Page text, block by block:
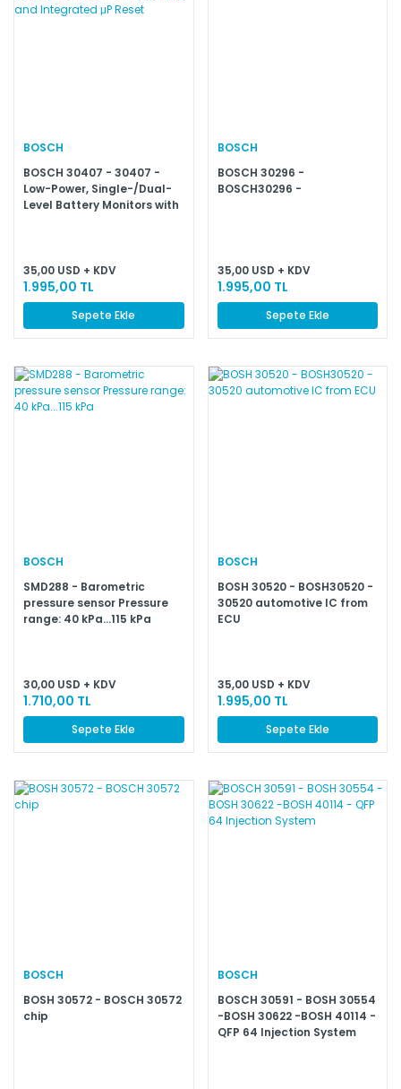
BOSCH
BOSCH 30407 - 30407 -
Low-Power, Single-/Dual-
Level Battery Monitors with
35,00 USD + KDV
1.995,00 TL
Sepete Ekle
BOSCH
BOSCH 30296 -
BOSCH30296 -
35,00 USD + KDV
1.995,00 TL
Sepete Ekle
BOSCH
SMD288 - Barometric
pressure sensor Pressure
range: 40 kPa...115 kPa
30,00 USD + KDV
1.710,00 TL
Sepete Ekle
BOSCH
BOSH 30520 - BOSH30520 -
30520 automotive IC from
ECU
35,00 USD + KDV
1.995,00 TL
Sepete Ekle
BOSCH
BOSH 30572 - BOSCH 30572
chip
BOSCH
BOSCH 30591 - BOSH 30554
-BOSH 30622 -BOSH 40114 -
QFP 64 Injection System